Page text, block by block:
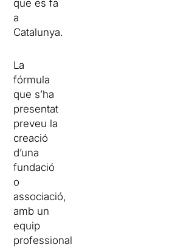
que es fa
a
Catalunya.
La
fórmula
que s’ha
presentat
preveu la
creació
d’una
fundació
o
associació,
amb un
equip
professional